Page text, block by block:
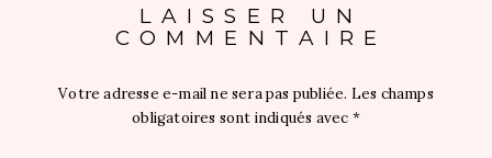
LAISSER UN
COMMENTAIRE
Votre adresse e-mail ne sera pas publiée. Les champs
obligatoires sont indiqués avec *